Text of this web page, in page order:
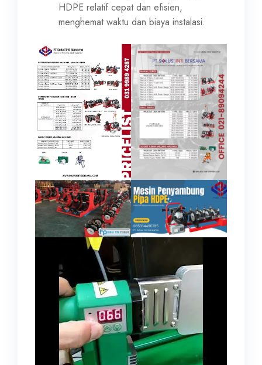
HDPE relatif cepat dan efisien,
menghemat waktu dan biaya instalasi.